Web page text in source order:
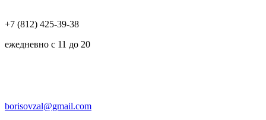
+7 (812) 425-39-38
ежедневно с 11 до 20
borisovzal@gmail.com